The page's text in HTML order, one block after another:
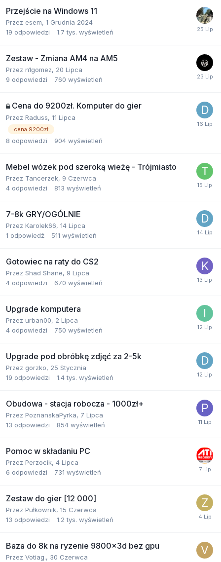
Przejście na Windows 11
Przez esem, 1 Grudnia 2024
19 odpowiedzi 1.7 tys. wyświetleń
Zestaw - Zmiana AM4 na AM5
Przez n1gomez, 20 Lipca
9 odpowiedzi 760 wyświetleń
Cena do 9200zł. Komputer do gier
Przez Raduss, 11 Lipca
cena 9200zł
8 odpowiedzi 904 wyświetleń
Mebel wózek pod szeroką wieżę - Trójmiasto
Przez Tancerzek, 9 Czerwca
4 odpowiedzi 813 wyświetleń
7-8k GRY/OGÓLNIE
Przez Karolek66, 14 Lipca
1 odpowiedź 511 wyświetleń
Gotowiec na raty do CS2
Przez Shad Shane, 9 Lipca
4 odpowiedzi 670 wyświetleń
Upgrade komputera
Przez urban00, 2 Lipca
4 odpowiedzi 750 wyświetleń
Upgrade pod obróbkę zdjęć za 2-5k
Przez gorzko, 25 Stycznia
19 odpowiedzi 1.4 tys. wyświetleń
Obudowa - stacja robocza - 1000zł+
Przez PoznanskaPyrka, 7 Lipca
13 odpowiedzi 854 wyświetleń
Pomoc w składaniu PC
Przez Perzocik, 4 Lipca
6 odpowiedzi 731 wyświetleń
Zestaw do gier [12 000]
Przez Pułkownik, 15 Czerwca
13 odpowiedzi 1.2 tys. wyświetleń
Baza do 8k na ryzenie 9800x3d bez gpu
Przez Votiag., 30 Czerwca